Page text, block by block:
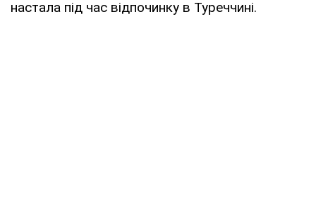
настала під час відпочинку в Туреччині.